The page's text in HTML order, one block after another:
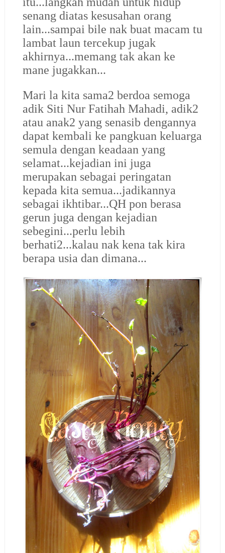
senang diatas kesusahan orang
lain...sampai bile nak buat macam tu
lambat laun tercekup jugak
akhirnya...memang tak akan ke
mane jugakkan...
Mari la kita sama2 berdoa semoga
adik Siti Nur Fatihah Mahadi, adik2
atau anak2 yang senasib dengannya
dapat kembali ke pangkuan keluarga
semula dengan keadaan yang
selamat...kejadian ini juga
merupakan sebagai peringatan
kepada kita semua...jadikannya
sebagai ikhtibar...QH pon berasa
gerun juga dengan kejadian
sebegini...perlu lebih
berhati2...kalau nak kena tak kira
berapa usia dan dimana...